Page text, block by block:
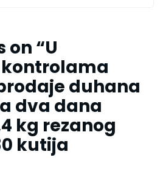
on “U
duhana
dva dana
kg rezanog
kutija